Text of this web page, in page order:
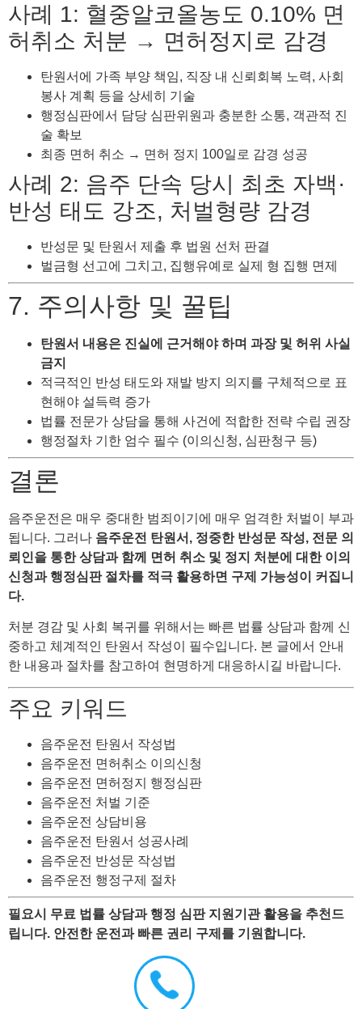
사례 1: 혈중알코올농도 0.10% 면
허취소 처분 → 면허정지로 감경
탄원서에 가족 부양 책임, 직장 내 신뢰회복 노력, 사회
봉사 계획 등을 상세히 기술
행정심판에서 담당 심판위원과 충분한 소통, 객관적 진
술 확보
최종 면허 취소 → 면허 정지 100일로 감경 성공
사례 2: 음주 단속 당시 최초 자백·
반성 태도 강조, 처벌형량 감경
반성문 및 탄원서 제출 후 법원 선처 판결
벌금형 선고에 그치고, 집행유예로 실제 형 집행 면제
7. 주의사항 및 꿀팁
탄원서 내용은 진실에 근거해야 하며 과장 및 허위 사실
금지
적극적인 반성 태도와 재발 방지 의지를 구체적으로 표
현해야 설득력 증가
법률 전문가 상담을 통해 사건에 적합한 전략 수립 권장
행정절차 기한 엄수 필수 (이의신청, 심판청구 등)
결론
음주운전은 매우 중대한 범죄이기에 매우 엄격한 처벌이 부과
됩니다. 그러나 음주운전 탄원서, 정중한 반성문 작성, 전문 의
뢰인을 통한 상담과 함께 면허 취소 및 정지 처분에 대한 이의
신청과 행정심판 절차를 적극 활용하면 구제 가능성이 커집니
다.
처분 경감 및 사회 복귀를 위해서는 빠른 법률 상담과 함께 신
중하고 체계적인 탄원서 작성이 필수입니다. 본 글에서 안내
한 내용과 절차를 참고하여 현명하게 대응하시길 바랍니다.
주요 키워드
음주운전 탄원서 작성법
음주운전 면허취소 이의신청
음주운전 면허정지 행정심판
음주운전 처벌 기준
음주운전 상담비용
음주운전 탄원서 성공사례
음주운전 반성문 작성법
음주운전 행정구제 절차
필요시 무료 법률 상담과 행정 심판 지원기관 활용을 추천드
립니다. 안전한 운전과 빠른 권리 구제를 기원합니다.